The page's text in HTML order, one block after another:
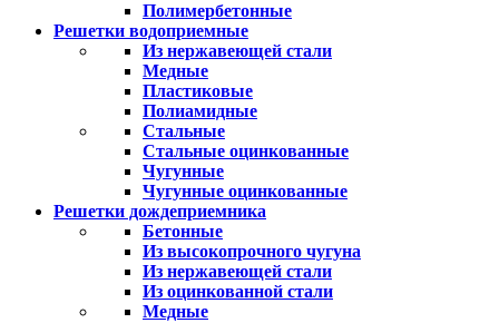
Полимербетонные
Решетки водоприемные
Из нержавеющей стали
Медные
Пластиковые
Полиамидные
Стальные
Стальные оцинкованные
Чугунные
Чугунные оцинкованные
Решетки дождеприемника
Бетонные
Из высокопрочного чугуна
Из нержавеющей стали
Из оцинкованной стали
Медные